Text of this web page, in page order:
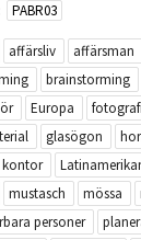
PABR03
affärsliv affärsman
brainstorming
Europa fotografi
glasögon
kontor
mustasch mössa
personer